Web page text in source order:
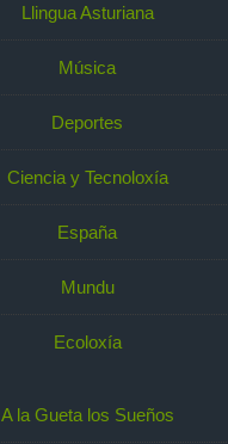
Llingua Asturiana
Música
Deportes
Ciencia y Tecnoloxía
España
Mundu
Ecoloxía
A la Gueta los Sueños